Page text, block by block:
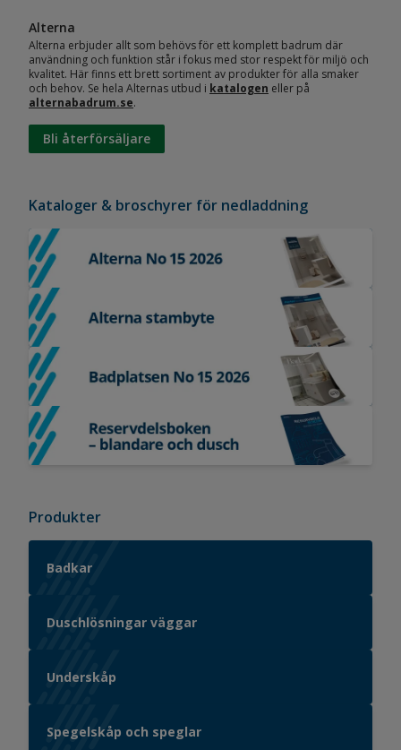
Alterna
Alterna erbjuder allt som behövs för ett komplett badrum där
användning och funktion står i fokus med stor respekt för miljö och
kvalitet. Här finns ett brett sortiment av produkter för alla smaker
och behov. Se hela Alternas utbud i katalogen eller på
alternabadrum.se.
Bli återförsäljare
Kataloger & broschyrer för nedladdning
Alternakatalog No 15 2026
Alterna stambyte
Badplatsenkatalog No 15 2026
Reservdelsboken
Produkter
Badkar
Duschlösningar väggar
Underskåp
Spegelskåp och speglar